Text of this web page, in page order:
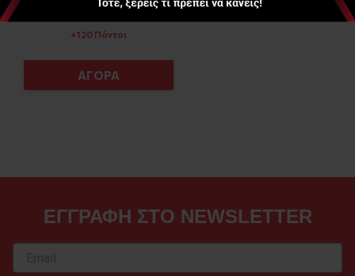
40,00 €
+120 Πόντοι
ΑΓΟΡΑ
ΕΓΓΡΑΦΗ ΣΤΟ NEWSLETTER